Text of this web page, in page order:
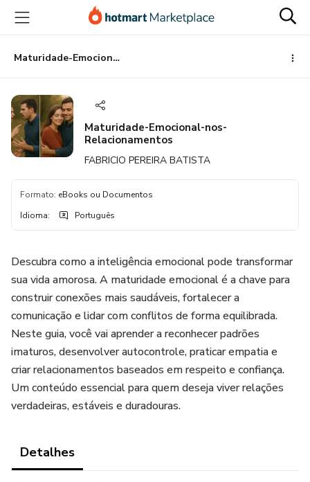
para
conteúdo
principal
para
pagamento
para
rodapé
Maturidade-Emocional-nos-Relacionamentos
Maturidade-Emocional-nos-
Relacionamentos
FABRICIO PEREIRA BATISTA
Formato: eBooks ou Documentos
Idioma: Português
Descubra como a inteligência emocional pode transformar
sua vida amorosa. A maturidade emocional é a chave para
construir conexões mais saudáveis, fortalecer a
comunicação e lidar com conflitos de forma equilibrada.
Neste guia, você vai aprender a reconhecer padrões
imaturos, desenvolver autocontrole, praticar empatia e
criar relacionamentos baseados em respeito e confiança.
Um conteúdo essencial para quem deseja viver relações
verdadeiras, estáveis e duradouras.
Detalhes